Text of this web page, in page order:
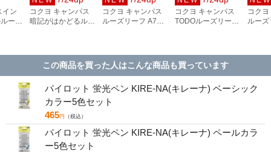
コクヨ キャンパス
暗記がはかどるルー
コクヨ キャンパス
ルーズリーフ A7サ
コクヨ キャンパス
TODOルーズリーフ
コク
ルー
イン
ーズ
この商品を買った人はこんな商品も買っています
パイロット 蛍光ペン KIRE-NA(キレーナ) ベーシック
カラー5色セット
465円 （税込）
パイロット 蛍光ペン KIRE-NA(キレーナ) ペールカラ
ー5色セット